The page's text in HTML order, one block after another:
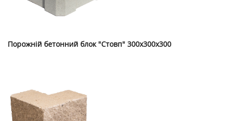
Порожній бетонний блок "Стовп" 300х300х300